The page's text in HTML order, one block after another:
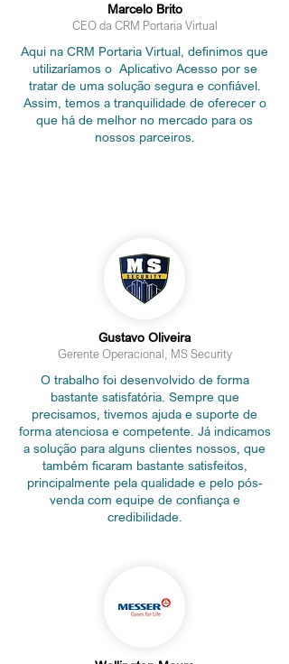
Marcelo Brito
CEO da CRM Portaria Virtual
Aqui na CRM Portaria Virtual, definimos que
utilizaríamos o Aplicativo Acesso por se
tratar de uma solução segura e confiável.
Assim, temos a tranquilidade de oferecer o
que há de melhor no mercado para os
nossos parceiros.
Gustavo Oliveira
Gerente Operacional, MS Security
O trabalho foi desenvolvido de forma
bastante satisfatória. Sempre que
precisamos, tivemos ajuda e suporte de
forma atenciosa e competente. Já indicamos
a solução para alguns clientes nossos, que
também ficaram bastante satisfeitos,
principalmente pela qualidade e pelo pós-
venda com equipe de confiança e
credibilidade.